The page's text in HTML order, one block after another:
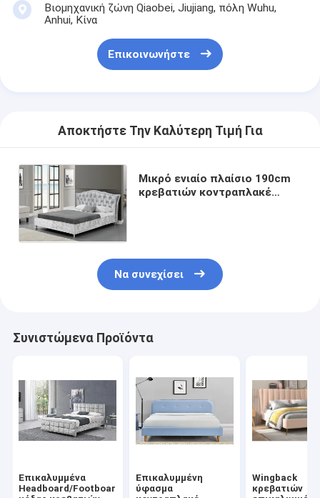
Βιομηχανική ζώνη Qiaobei, Jiujiang, πόλη Wuhu,
Anhui, Κίνα
Επικοινωνήστε
Αποκτήστε Την Καλύτερη Τιμή Για
Μικρό ενιαίο πλαίσιο 190cm
κρεβατιών κοντραπλακέ
Να συνεχίσει
Συνιστώμενα Προϊόντα
Επικαλυμμένα
Headboard/Footboard
Επικαλυμμένη
ύφασμα
Wingback
κρεβατιών